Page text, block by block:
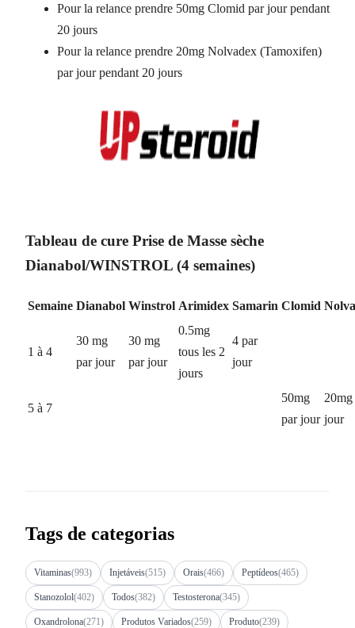
Pour la relance prendre 50mg Clomid par jour pendant
20 jours
Pour la relance prendre 20mg Nolvadex (Tamoxifen)
par jour pendant 20 jours
Tableau de cure Prise de Masse sèche
Dianabol/WINSTROL (4 semaines)
Semaine Dianabol Winstrol Arimidex Samarin Clomid
1 à 4
30 mg
par jour
30 mg
par jour
0.5mg
tous les 2
jours
4 par
jour
5 à 7
50mg
par jour
20mg
jour
Tags de categorias
Vitaminas(993) Injetáveis(515) Orais(466) Peptídeos(465)
Stanozolol(402) Todos(382) Testosterona(345)
Oxandrolona(271) Produtos Variados(259) Produto(239)